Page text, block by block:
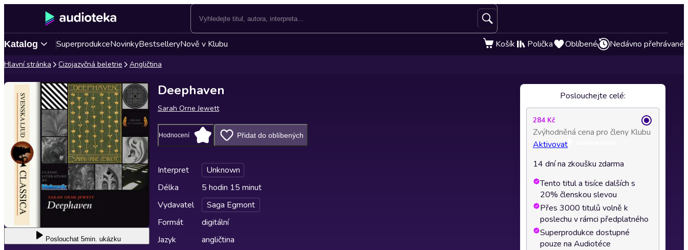
Katalog SuperprodukceNovinkyBestselleryNově v Klubu Košík Polička Oblíbené Nedávno přehrávané
Hlavní stránka Cizojazyčná beletrie Angličtina
Poslouchat 5min. ukázku
Deephaven
Sarah Orne Jewett
Hodnocení Přidat do oblíbených
Interpret
Unknown
Délka
5 hodin 15 minut
Vydavatel
Saga Egmont
Formát
digitální
Jazyk
angličtina
Poslouchejte celé:
284 Kč
Zvýhodněná cena pro členy Klubu
Aktivovat
14 dní na zkoušku zdarma
Tento titul a tisíce dalších s
20% členskou slevou
Přes 3000 titulů volně k
poslechu v rámci předplatného
Superprodukce dostupné
pouze na Audiotéce